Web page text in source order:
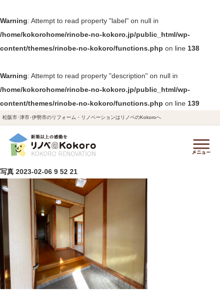
Warning: Attempt to read property "label" on null in
/home/kokorohome/rinobe-no-kokoro.jp/public_html/wp-
content/themes/rinobe-no-kokoro/functions.php on line 138
Warning: Attempt to read property "description" on null in
/home/kokorohome/rinobe-no-kokoro.jp/public_html/wp-
content/themes/rinobe-no-kokoro/functions.php on line 139
松阪市･津市･伊勢市のリフォーム・リノベーションはリノベのKokoroへ
写真 2023-02-06 9 52 21